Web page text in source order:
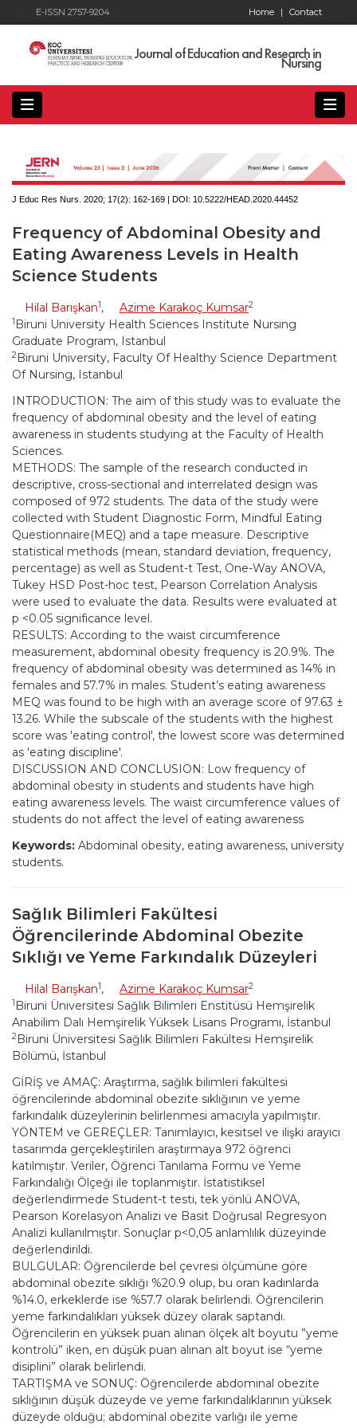
E-ISSN 2757-9204 Contact
Home |
Journal of Education and Research in
Nursing
J Educ Res Nurs. 2020; 17(2): 162-169 | DOI: 10.5222/HEAD.2020.44452
Frequency of Abdominal Obesity and
Eating Awareness Levels in Health
Science Students
Hilal Barışkan1, Azime Karakoç Kumsar2
1 Biruni University Health Sciences Institute Nursing
Graduate Program, Istanbul
2Biruni University, Faculty Of Healthy Science Department
Of Nursing, Istanbul
INTRODUCTION: The aim of this study was to evaluate the
frequency of abdominal obesity and the level of eating
awareness in students studying at the Faculty of Health
Sciences.
METHODS: The sample of the research conducted in
descriptive, cross-sectional and interrelated design was
composed of 972 students. The data of the study were
collected with Student Diagnostic Form, Mindful Eating
Questionnaire(MEQ) and a tape measure. Descriptive
statistical methods (mean, standard deviation, frequency,
percentage) as well as Student-t Test, One-Way ANOVA,
Tukey HSD Post-hoc test, Pearson Correlation Analysis
were used to evaluate the data. Results were evaluated at
p <0.05 significance level.
RESULTS: According to the waist circumference
measurement, abdominal obesity frequency is 20.9%. The
frequency of abdominal obesity was determined as 14% in
females and 57.7% in males. Student’s eating awareness
MEQ was found to be high with an average score of 97.63 ±
13.26. While the subscale of the students with the highest
score was 'eating control', the lowest score was determined
as 'eating discipline'.
DISCUSSION AND CONCLUSION: Low frequency of
abdominal obesity in students and students have high
eating awareness levels. The waist circumference values of
students do not affect the level of eating awareness
Keywords: Abdominal obesity, eating awareness, university
students.
Sağlık Bilimleri Fakültesi
Öğrencilerinde Abdominal Obezite
Sıklığı ve Yeme Farkındalık Düzeyleri
Hilal Barışkan1, Azime Karakoç Kumsar2
1 Biruni Üniversitesi Sağlık Bilimleri Enstitüsü Hemşirelik
Anabilim Dalı Hemşirelik Yüksek Lisans Programı, İstanbul
2Biruni Üniversitesi Sağlık Bilimleri Fakültesi Hemşirelik
Bölümü, İstanbul
GİRİŞ ve AMAÇ: Araştırma, sağlık bilimleri fakültesi
öğrencilerinde abdominal obezite sıklığının ve yeme
farkındalık düzeylerinin belirlenmesi amacıyla yapılmıştır.
YÖNTEM ve GEREÇLER: Tanımlayıcı, kesitsel ve ilişki arayıcı
tasarımda gerçekleştirilen araştırmaya 972 öğrenci
katılmıştır. Veriler, Öğrenci Tanılama Formu ve Yeme
Farkındalığı Ölçeği ile toplanmıştır. İstatistiksel
değerlendirmede Student-t testi, tek yönlü ANOVA,
Pearson Korelasyon Analizi ve Basit Doğrusal Regresyon
Analizi kullanılmıştır. Sonuçlar p<0,05 anlamlılık düzeyinde
değerlendirildi.
BULGULAR: Öğrencilerde bel çevresi ölçümüne göre
abdominal obezite sıklığı %20.9 olup, bu oran kadınlarda
%14.0, erkeklerde ise %57.7 olarak belirlendi. Öğrencilerin
yeme farkındalıkları yüksek düzey olarak saptandı.
Öğrencilerin en yüksek puan alınan ölçek alt boyutu ”yeme
kontrolü” iken, en düşük puan alınan alt boyut ise “yeme
disiplini” olarak belirlendi.
TARTIŞMA ve SONUÇ: Öğrencilerde abdominal obezite
sıklığının düşük düzeyde ve yeme farkındalıklarının yüksek
düzeyde olduğu; abdominal obezite varlığı ile yeme